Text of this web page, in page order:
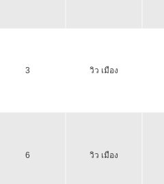
3 วิว เมือง
6 วิว เมือง